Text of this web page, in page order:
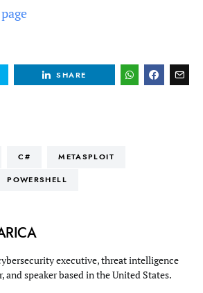
SHARE
C# METASPLOIT
POWERSHELL
executive, threat intelligence
and speaker based in the United States.